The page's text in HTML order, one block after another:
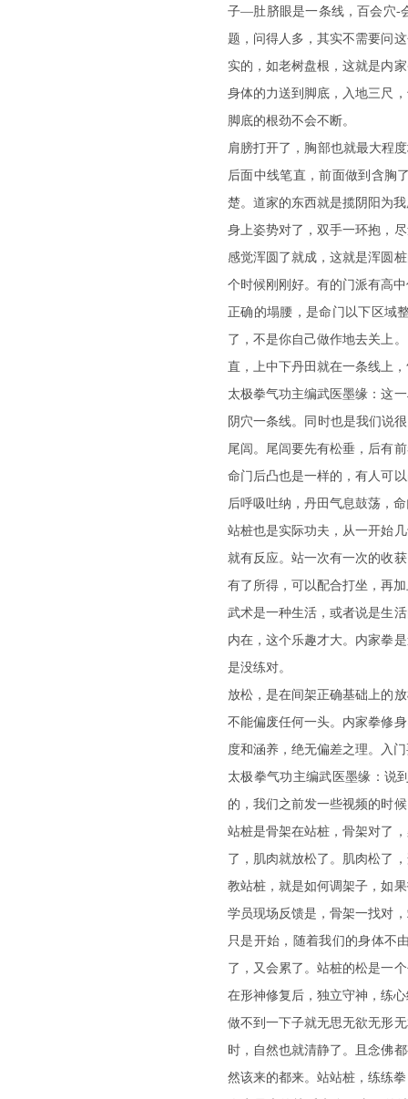
子—肚脐眼是一条线，百会穴-
题，问得人多，其实不需要问
实的，如老树盘根，这就是内
身体的力送到脚底，入地三尺
脚底的根劲不会不断。
肩膀打开了，胸部也就最大程
后面中线笔直，前面做到含胸
楚。道家的东西就是揽阴阳为
身上姿势对了，双手一环抱，
感觉浑圆了就成，这就是浑圆
个时候刚刚好。有的门派有高
正确的塌腰，是命门以下区域
了，不是你自己做作地去关上
直，上中下丹田就在一条线上
太极拳气功主编武医墨缘：这
阴穴一条线。同时也是我们说
尾闾。尾闾要先有松垂，后有
命门后凸也是一样的，有人可
后呼吸吐纳，丹田气息鼓荡，
站桩也是实际功夫，从一开始
就有反应。站一次有一次的收
有了所得，可以配合打坐，再
武术是一种生活，或者说是生
内在，这个乐趣才大。内家拳
是没练对。
放松，是在间架正确基础上的
不能偏废任何一头。内家拳修
度和涵养，绝无偏差之理。入
太极拳气功主编武医墨缘：说
的，我们之前发一些视频的时
站桩是骨架在站桩，骨架对了
了，肌肉就放松了。肌肉松了
教站桩，就是如何调架子，如
学员现场反馈是，骨架一找对
只是开始，随着我们的身体不
了，又会累了。站桩的松是一
在形神修复后，独立守神，练
做不到一下子就无思无欲无形
时，自然也就清静了。且念佛
然该来的都来。站站桩，练练